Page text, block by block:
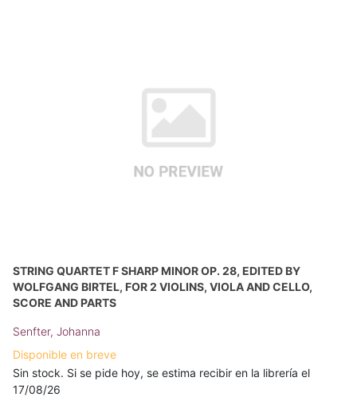
STRING QUARTET F SHARP MINOR OP. 28, EDITED BY
WOLFGANG BIRTEL, FOR 2 VIOLINS, VIOLA AND CELLO,
SCORE AND PARTS
Senfter, Johanna
Disponible en breve
Sin stock. Si se pide hoy, se estima recibir en la librería el
17/08/26